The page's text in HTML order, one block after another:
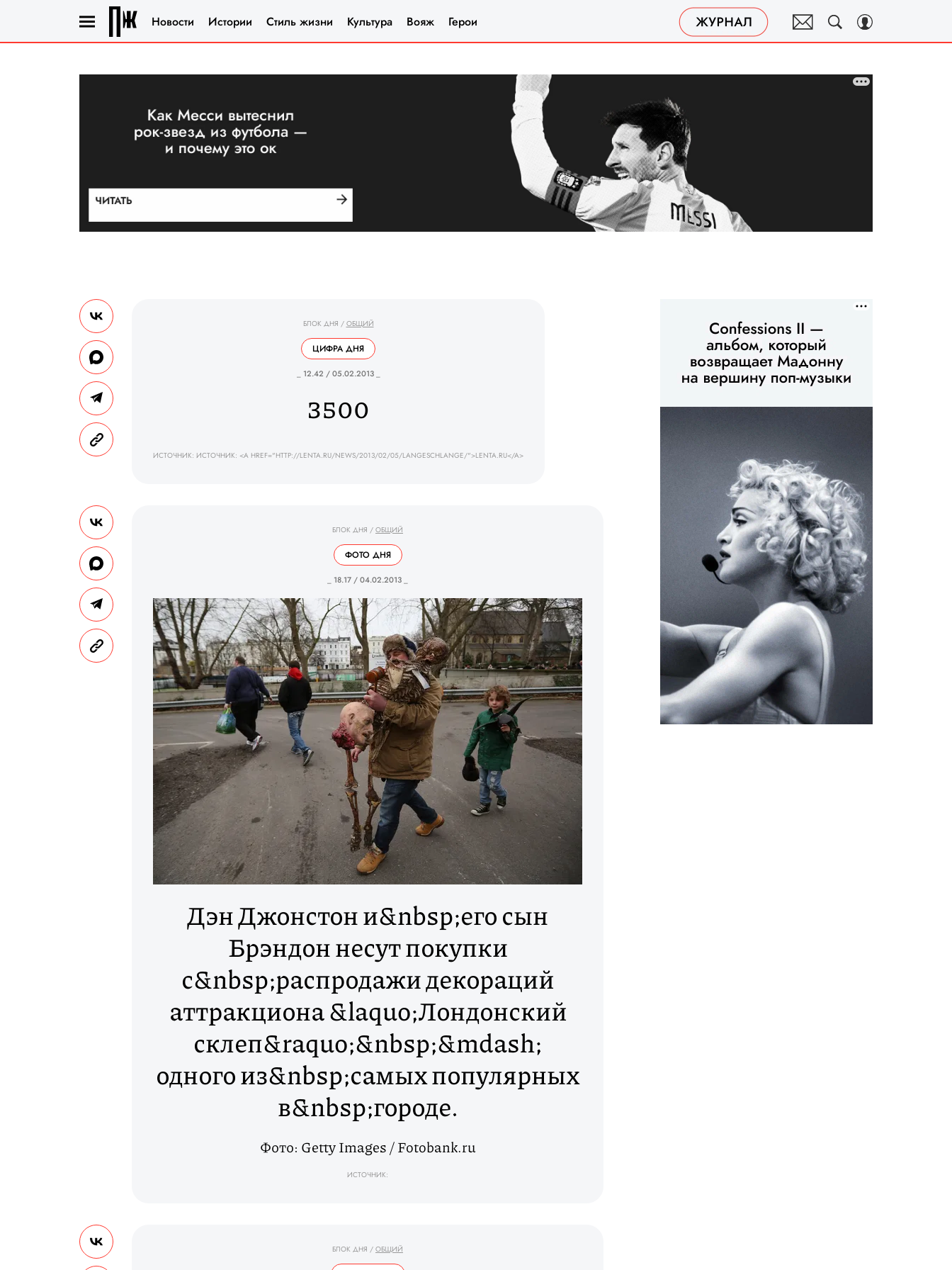
Новости Истории Стиль жизни Культура Вояж Герои
БЛОК ДНЯ / ОБЩИЙ
ЦИФРА ДНЯ
_ 12.42 / 05.02.2013 _
3500
ИСТОЧНИК: ИСТОЧНИК: <A HREF="HTTP://LENTA.RU/NEWS/2013/02/05/LANGESCHLANGE/">LENTA.RU</A>
БЛОК ДНЯ / ОБЩИЙ
ФОТО ДНЯ
_ 18.17 / 04.02.2013 _
Дэн Джонстон и&nbsp;его сын
Брэндон несут покупки
с&nbsp;распродажи декораций
аттракциона &laquo;Лондонский
склеп&raquo;&nbsp;&mdash;
одного из&nbsp;самых популярных
в&nbsp;городе.
Фото: Getty Images / Fotobank.ru
ИСТОЧНИК:
БЛОК ДНЯ / ОБЩИЙ